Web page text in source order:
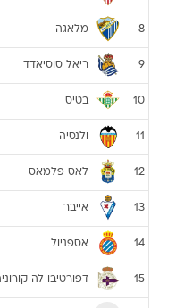
8 מלאגה
9 ריאל סוסיאדד
10 בטיס
11 ולנסיה
12 לאס פלמאס
13 אייבר
14 אספניול
15 דפורטיבו לה